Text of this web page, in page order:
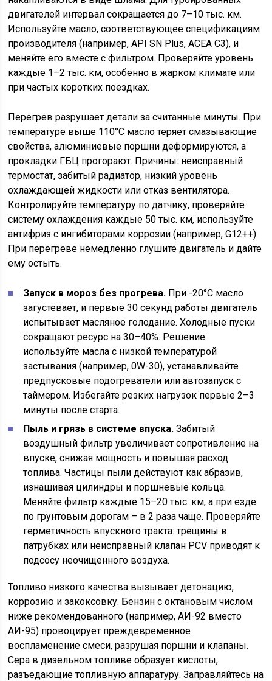
двигателей интервал сокращается до 7–10 тыс. км.
Используйте масло, соответствующее спецификациям
производителя (например, API SN Plus, ACEA C3), и
меняйте его вместе с фильтром. Проверяйте уровень
каждые 1–2 тыс. км, особенно в жарком климате или
при частых коротких поездках.
Перегрев разрушает детали за считанные минуты. При
температуре выше 110°C масло теряет смазывающие
свойства, алюминиевые поршни деформируются, а
прокладки ГБЦ прогорают. Причины: неисправный
термостат, забитый радиатор, низкий уровень
охлаждающей жидкости или отказ вентилятора.
Контролируйте температуру по датчику, проверяйте
систему охлаждения каждые 50 тыс. км, используйте
антифриз с ингибиторами коррозии (например, G12++).
При перегреве немедленно глушите двигатель и дайте
ему остыть.
Запуск в мороз без прогрева. При -20°C масло
загустевает, и первые 30 секунд работы двигатель
испытывает масляное голодание. Холодные пуски
сокращают ресурс на 30–40%. Решение:
используйте масла с низкой температурой
застывания (например, 0W-30), устанавливайте
предпусковые подогреватели или автозапуск с
таймером. Избегайте резких нагрузок первые 2–3
минуты после старта.
Пыль и грязь в системе впуска. Забитый
воздушный фильтр увеличивает сопротивление на
впуске, снижая мощность и повышая расход
топлива. Частицы пыли действуют как абразив,
изнашивая цилиндры и поршневые кольца.
Меняйте фильтр каждые 15–20 тыс. км, а при езде
по грунтовым дорогам – в 2 раза чаще. Проверяйте
герметичность впускного тракта: трещины в
патрубках или неисправный клапан PCV приводят к
подсосу неочищенного воздуха.
Топливо низкого качества вызывает детонацию,
коррозию и закоксовку. Бензин с октановым числом
ниже рекомендованного (например, АИ-92 вместо
АИ-95) провоцирует преждевременное
воспламенение смеси, разрушая поршни и клапаны.
Сера в дизельном топливе образует кислоты,
разъедающие топливную аппаратуру. Заправляйтесь на